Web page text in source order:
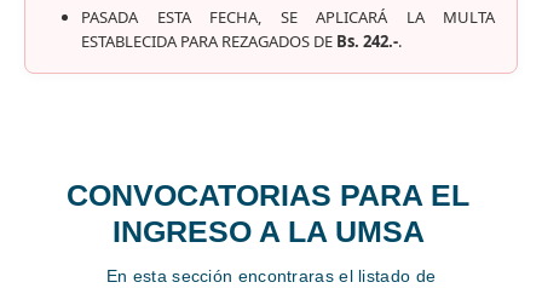
PASADA ESTA FECHA, SE APLICARÁ LA MULTA
ESTABLECIDA PARA REZAGADOS DE Bs. 242.-.
CONVOCATORIAS PARA EL
INGRESO A LA UMSA
En esta sección encontraras el listado de